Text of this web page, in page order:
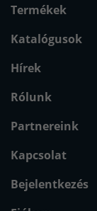
Termékek
Katalógusok
Hírek
Rólunk
Partnereink
Kapcsolat
Bejelentkezés